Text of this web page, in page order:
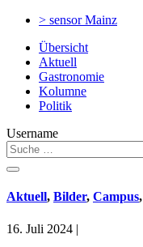
> sensorMainz
Übersicht
Aktuell
Gastronomie
Kolumne
Politik
Username
Aktuell, Bilder, Campus,
16. Juli 2024 |